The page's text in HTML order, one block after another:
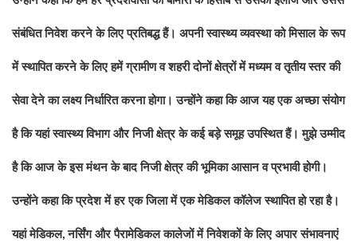
संबंधित निवेश करने के लिए प्रतिबद्ध हैं। अपनी स्वास्थ्य व्यवस्था को मिसाल के रूप
में स्थापित करने के लिए हमें ग्रामीण व शहरी दोनों क्षेत्रों में मध्यम व तृतीय स्तर की
सेवा देने का लक्ष्य निर्धारित करना होगा। उन्होंने कहा कि आज यह एक अच्छा संयोग
है कि यहां स्वास्थ्य विभाग और निजी क्षेत्र के कई बड़े समूह उपस्थित हैं। मुझे उम्मीद
है कि आज के इस मंथन के बाद निजी क्षेत्र की भूमिका आसान व प्रभावी होगी।
उन्होंने कहा कि प्रदेश में हर एक जिला में एक मेडिकल कॉलेज स्थापित हो रहा है।
यहां मेडिकल,नर्सिंग और पैरामेडिकल कालेजों में निवेशकों के लिए अपार संभावनाएं